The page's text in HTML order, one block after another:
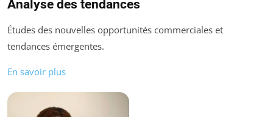
Analyse des tendances
Études des nouvelles opportunités commerciales et
tendances émergentes.
En savoir plus